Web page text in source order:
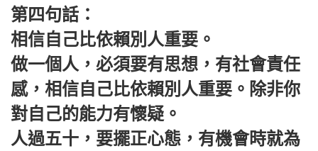
第四句話：
相信自己比依賴別人重要。
做一個人，必須要有思想，有社會責任
感，相信自己比依賴別人重要。除非你
對自己的能力有懷疑。
人過五十，要擺正心態，有機會時就為